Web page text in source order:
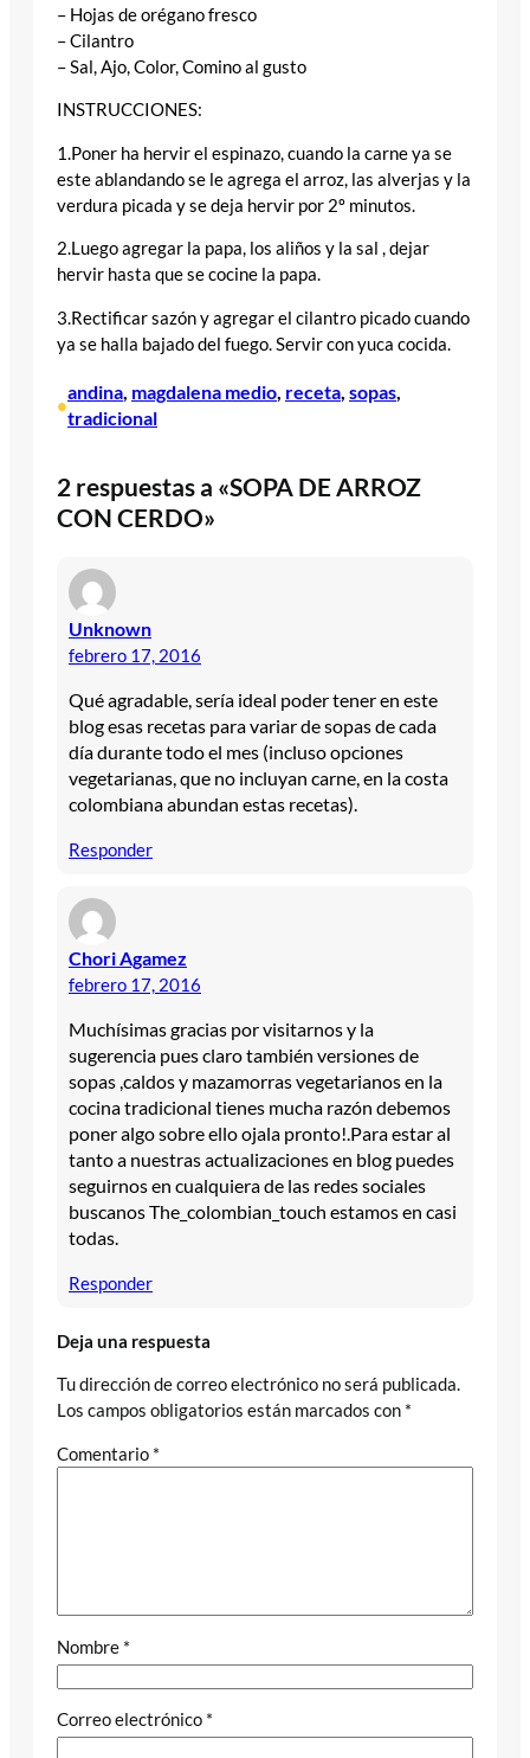
– Hojas de orégano fresco
– Cilantro
– Sal, Ajo, Color, Comino al gusto
INSTRUCCIONES:
1.Poner ha hervir el espinazo, cuando la carne ya se
este ablandando se le agrega el arroz, las alverjas y la
verdura picada y se deja hervir por 2º minutos.
2.Luego agregar la papa, los aliños y la sal , dejar
hervir hasta que se cocine la papa.
3.Rectificar sazón y agregar el cilantro picado cuando
ya se halla bajado del fuego. Servir con yuca cocida.
•
andina, magdalena medio, receta, sopas
tradicional
2 respuestas a «SOPA DE ARROZ
CON CERDO»
Unknown
febrero 17, 2016
Qué agradable, sería ideal poder tener en este
blog esas recetas para variar de sopas de cada
día durante todo el mes (incluso opciones
vegetarianas, que no incluyan carne, en la costa
colombiana abundan estas recetas).
Responder
Chori Agamez
febrero 17, 2016
Muchísimas gracias por visitarnos y la
sugerencia pues claro también versiones de
sopas ,caldos y mazamorras vegetarianos en la
cocina tradicional tienes mucha razón debemos
poner algo sobre ello ojala pronto!.Para estar al
tanto a nuestras actualizaciones en blog puedes
seguirnos en cualquiera de las redes sociales
buscanos The_colombian_touch estamos en casi
todas.
Responder
Deja una respuesta
Tu dirección de correo electrónico no será publicada.
Los campos obligatorios están marcados con *
Comentario *
Nombre *
Correo electrónico *